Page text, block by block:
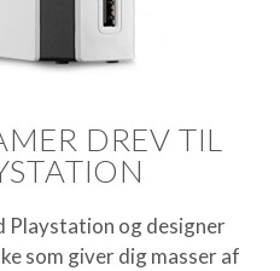
DREV TIL
Playstation og designer
som giver dig masser af